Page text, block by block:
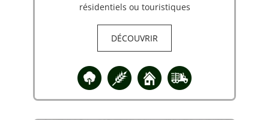
résidentiels ou touristiques
DÉCOUVRIR